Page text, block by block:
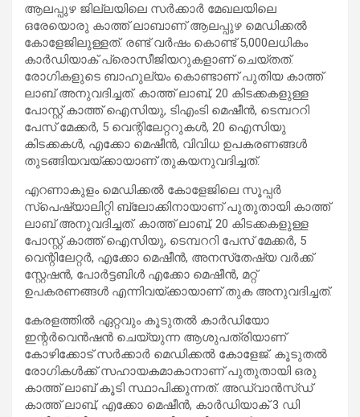
ആലപ്പുഴ ജില്ലയിലെ സര്‍ക്കാര്‍ മേഖലയിലെ
ഒരേയൊരു കാത്ത് ലാബാണ് ആലപ്പുഴ മെഡിക്കല്‍
കോളേജിലുള്ളത്. രണ്ട് വര്‍ഷം കൊണ്ട് 5,000ലധികം
കാര്‍ഡിയാക് പ്രൊസീജിയറുകളാണ് ചെയ്തത്.
രോഗികളുടെ ബാഹുല്യം കൊണ്ടാണ് പുതിയ കാത്ത്
ലാബ് അനുവദിച്ചത്. കാത്ത് ലാബ്, 20 കിടക്കകളുള്ള
പോസ്റ്റ് കാത്ത് ഐസിയു, ടിഎംടി മെഷീന്‍, ടെമ്പററി
പേസ് മേക്കര്‍, 5 വെന്റിലേറ്ററുകള്‍, 20 ഐസിയു
കിടക്കകള്‍, എക്കോ മെഷീന്‍, വിവിധ ഉപകരണങ്ങള്‍
തുടങ്ങിയവയ്ക്കായാണ് തുകയനുവദിച്ചത്.
എറണാകുളം മെഡിക്കല്‍ കോളേജിലെ സൂപ്പര്‍
സ്‌പെഷ്യാലിറ്റി ബ്ലോക്കിനായാണ് പുതുതായി കാത്ത്
ലാബ് അനുവദിച്ചത്. കാത്ത് ലാബ്, 20 കിടക്കകളുള്ള
പോസ്റ്റ് കാത്ത് ഐസിയു, ടെമ്പററി പേസ് മേക്കര്‍, 5
വെന്റിലേറ്റര്‍, എക്കോ മെഷീന്‍, അനസ്‌തേഷ്യ വര്‍ക്ക്
സ്റ്റേഷന്‍, പോര്‍ട്ടബിള്‍ എക്കോ മെഷീന്‍, മറ്റ്
ഉപകരണങ്ങള്‍ എന്നിവയ്ക്കായാണ് തുക അനുവദിച്ചത്.
കേരളത്തില്‍ ഏറ്റവും കൂടുതല്‍ കാര്‍ഡിയോ
ഇന്റര്‍വെന്‍ഷന്‍ ചെയ്യുന്ന ആശുപത്രിയാണ്
കോഴിക്കോട് സര്‍ക്കാര്‍ മെഡിക്കല്‍ കോളേജ്. കൂടുതല്‍
രോഗികള്‍ക്ക് സഹായകമാകാനാണ് പുതുതായി ഒരു
കാത്ത് ലാബ് കൂടി സ്ഥാപിക്കുന്നത്. അഡ്വാന്‍സ്ഡ്
കാത്ത് ലാബ്, എക്കോ മെഷീന്‍, കാര്‍ഡിയാക് 3 ഡി